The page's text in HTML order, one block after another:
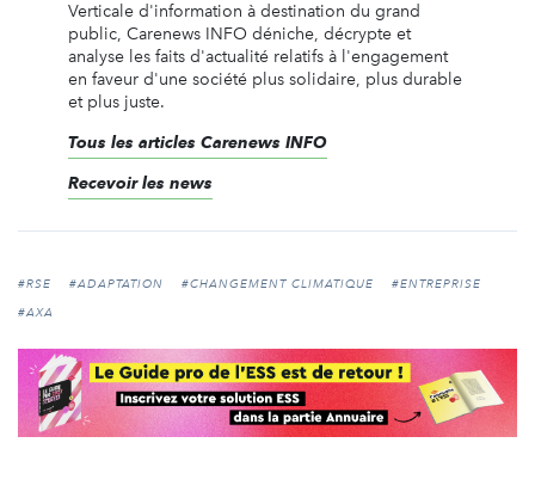
Verticale d'information à destination du grand
public, Carenews INFO déniche, décrypte et
analyse les faits d'actualité relatifs à l'engagement
en faveur d'une société plus solidaire, plus durable
et plus juste.
Tous les articles Carenews INFO
Recevoir les news
#RSE #ADAPTATION #CHANGEMENT CLIMATIQUE
#ENTREPRISE
#AXA